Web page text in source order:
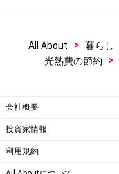
All About > 暮らし
光熱費の節約
>
会社概要
投資家情報
利用規約